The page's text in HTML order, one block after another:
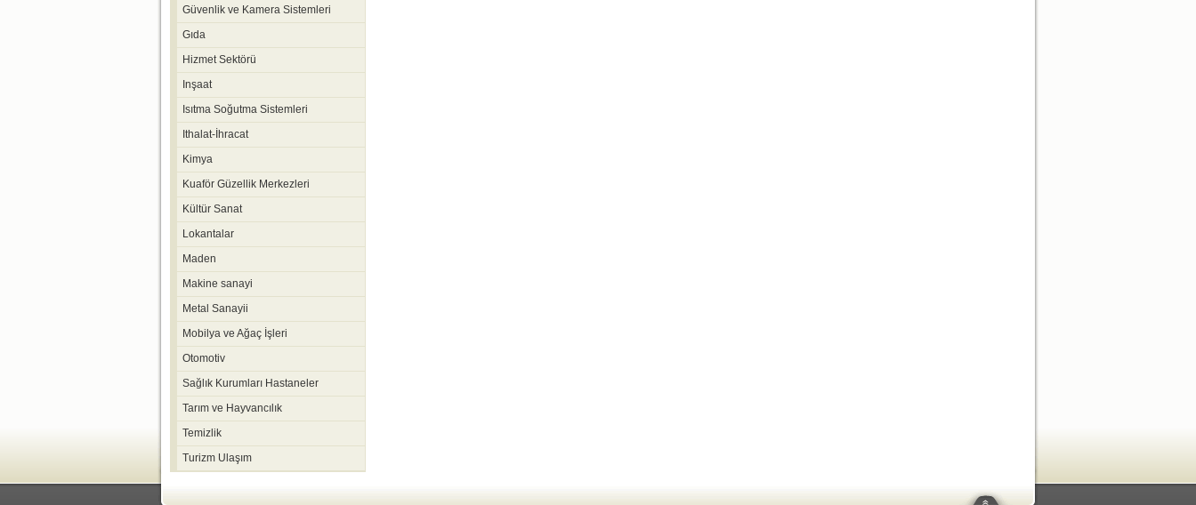
Güvenlik ve Kamera Sistemleri
Gıda
Hizmet Sektörü
Inşaat
Isıtma Soğutma Sistemleri
Ithalat-İhracat
Kimya
Kuaför Güzellik Merkezleri
Kültür Sanat
Lokantalar
Maden
Makine sanayi
Metal Sanayii
Mobilya ve Ağaç İşleri
Otomotiv
Sağlık Kurumları Hastaneler
Tarım ve Hayvancılık
Temizlik
Turizm Ulaşım